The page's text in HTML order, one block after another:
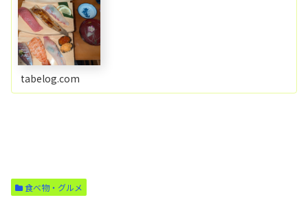
tabelog.com
食べ物・グルメ